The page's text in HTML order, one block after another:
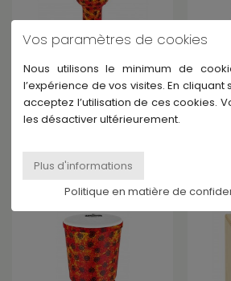
MEINL
VR-SDJPO12-NH - DJEMBE
POP OFF 12"
En stock
VR-
Vos paramètres de cookies
Nous utilisons le minimum de
l’expérience de vos visites. En cliquant
acceptez l’utilisation de ces cookies.
les désactiver ultérieurement.
Politique en matière de